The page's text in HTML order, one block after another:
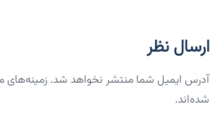
ارسال نظر
آدرس ایمیل شما منتشر نخواهد شد.
شده‌اند.